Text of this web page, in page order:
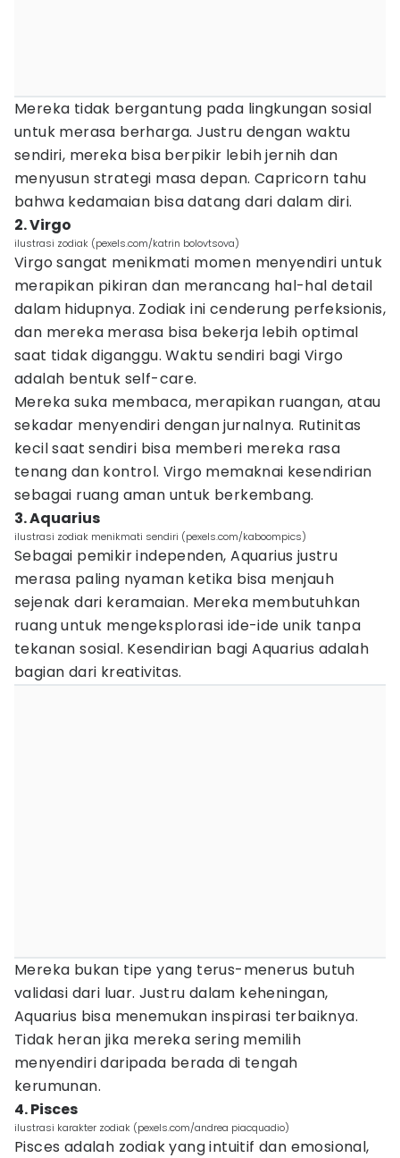
Mereka tidak bergantung pada lingkungan sosial
untuk merasa berharga. Justru dengan waktu
sendiri, mereka bisa berpikir lebih jernih dan
menyusun strategi masa depan. Capricorn tahu
bahwa kedamaian bisa datang dari dalam diri.
2. Virgo
ilustrasi zodiak (pexels.com/katrin bolovtsova)
Virgo sangat menikmati momen menyendiri untuk
merapikan pikiran dan merancang hal-hal detail
dalam hidupnya. Zodiak ini cenderung perfeksionis,
dan mereka merasa bisa bekerja lebih optimal
saat tidak diganggu. Waktu sendiri bagi Virgo
adalah bentuk self-care.
Mereka suka membaca, merapikan ruangan, atau
sekadar menyendiri dengan jurnalnya. Rutinitas
kecil saat sendiri bisa memberi mereka rasa
tenang dan kontrol. Virgo memaknai kesendirian
sebagai ruang aman untuk berkembang.
3. Aquarius
ilustrasi zodiak menikmati sendiri (pexels.com/kaboompics)
Sebagai pemikir independen, Aquarius justru
merasa paling nyaman ketika bisa menjauh
sejenak dari keramaian. Mereka membutuhkan
ruang untuk mengeksplorasi ide-ide unik tanpa
tekanan sosial. Kesendirian bagi Aquarius adalah
bagian dari kreativitas.
Mereka bukan tipe yang terus-menerus butuh
validasi dari luar. Justru dalam keheningan,
Aquarius bisa menemukan inspirasi terbaiknya.
Tidak heran jika mereka sering memilih
menyendiri daripada berada di tengah
kerumunan.
4. Pisces
ilustrasi karakter zodiak (pexels.com/andrea piacquadio)
Pisces adalah zodiak yang intuitif dan emosional,